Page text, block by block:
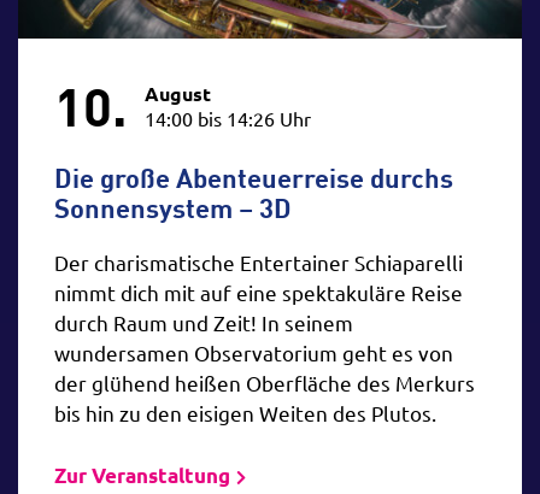
10. August
14:00 bis 14:26 Uhr
Die große Abenteuerreise durchs
Sonnensystem – 3D
Der charismatische Entertainer Schiaparelli
nimmt dich mit auf eine spektakuläre Reise
durch Raum und Zeit! In seinem
wundersamen Observatorium geht es von
der glühend heißen Oberfläche des Merkurs
bis hin zu den eisigen Weiten des Plutos.
Zur Veranstaltung